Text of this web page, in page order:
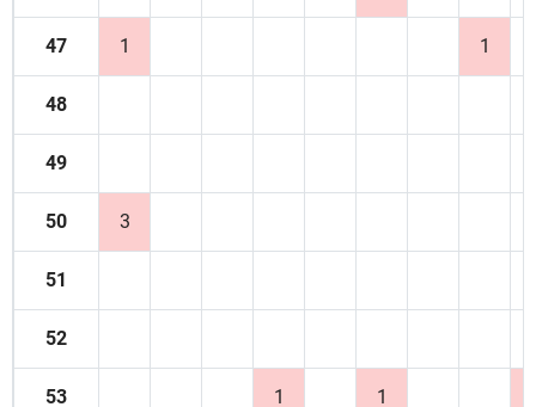
47 1 1
48
49
50 3
51
52
53 1 1